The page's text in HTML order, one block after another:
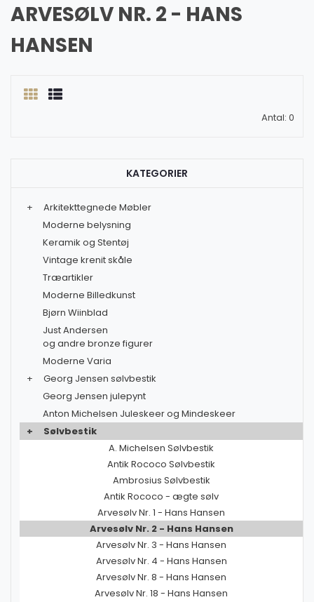
ARVESØLV NR. 2 - HANS
HANSEN
Antal: 0
KATEGORIER
+
Arkitekttegnede Møbler
Moderne belysning
Keramik og Stentøj
Vintage krenit skåle
Træartikler
Moderne Billedkunst
Bjørn Wiinblad
Just Andersen
og andre bronze figurer
Moderne Varia
+
Georg Jensen sølvbestik
Georg Jensen julepynt
Anton Michelsen Juleskeer og Mindeskeer
+
Sølvbestik
A. Michelsen Sølvbestik
Antik Rococo Sølvbestik
Ambrosius Sølvbestik
Antik Rococo - ægte sølv
Arvesølv Nr. 1 - Hans Hansen
Arvesølv Nr. 2 - Hans Hansen
Arvesølv Nr. 3 - Hans Hansen
Arvesølv Nr. 4 - Hans Hansen
Arvesølv Nr. 8 - Hans Hansen
Arvesølv Nr. 18 - Hans Hansen